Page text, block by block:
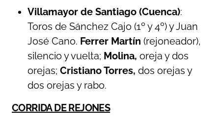
Villamayor de Santiago (Cuenca):
Toros de Sánchez Cajo (1º y 4º) y Juan
José Cano. Ferrer Martín (rejoneador),
silencio y vuelta; Molina, oreja y dos
orejas; Cristiano Torres, dos orejas y
dos orejas y rabo.
CORRIDA DE REJONES